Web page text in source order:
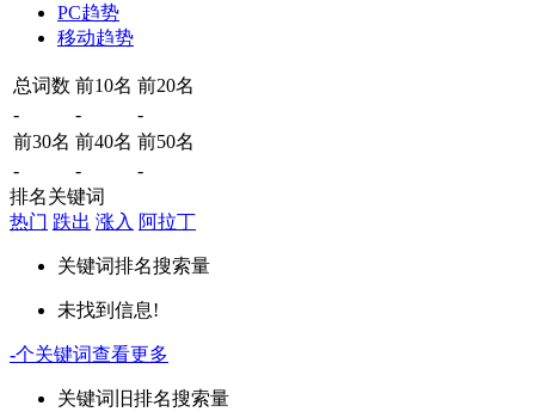
PC趋势
移动趋势
总词数 前10名 前20名
-
-
-
前30名 前40名 前50名
-
-
-
排名关键词
热门 跌出 涨入 阿拉丁
关键词排名搜索量
未找到信息!
-个关键词查看更多
关键词 旧排名搜索量